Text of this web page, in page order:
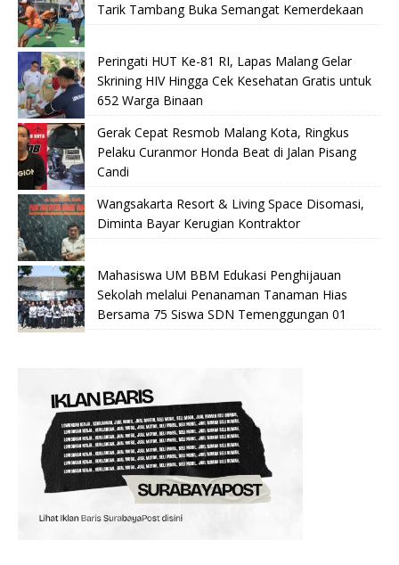
Tarik Tambang Buka Semangat Kemerdekaan
Peringati HUT Ke-81 RI, Lapas Malang Gelar
Skrining HIV Hingga Cek Kesehatan Gratis untuk
652 Warga Binaan
Gerak Cepat Resmob Malang Kota, Ringkus
Pelaku Curanmor Honda Beat di Jalan Pisang
Candi
Wangsakarta Resort & Living Space Disomasi,
Diminta Bayar Kerugian Kontraktor
Mahasiswa UM BBM Edukasi Penghijauan
Sekolah melalui Penanaman Tanaman Hias
Bersama 75 Siswa SDN Temenggungan 01